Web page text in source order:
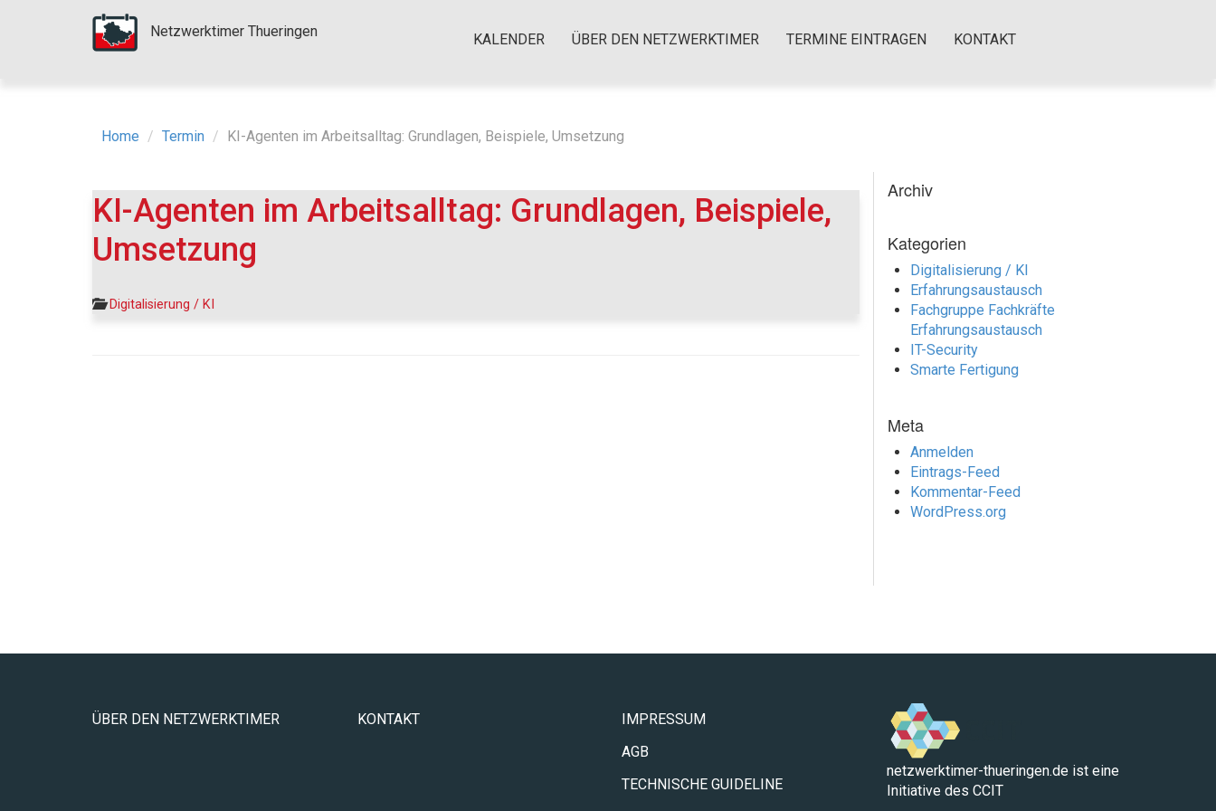
Netzwerktimer Thueringen KALENDER ÜBER DEN NETZWERKTIMER TERMINE EINTRAGEN KONTAKT
Home Termin KI-Agenten im Arbeitsalltag: Grundlagen, Beispiele, Umsetzung
KI-Agenten im Arbeitsalltag: Grundlagen, Beispiele,
Umsetzung
Digitalisierung / KI
Archiv
Kategorien
Digitalisierung / KI
Erfahrungsaustausch
Fachgruppe Fachkräfte
Erfahrungsaustausch
IT-Security
Smarte Fertigung
Meta
Anmelden
Eintrags-Feed
Kommentar-Feed
WordPress.org
ÜBER DEN NETZWERKTIMER KONTAKT
IMPRESSUM
AGB
TECHNISCHE GUIDELINE
netzwerktimer-thueringen.de ist eine
Initiative des CCIT